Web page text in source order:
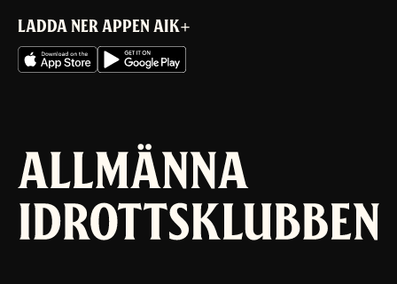
LADDA NER APPEN AIK+